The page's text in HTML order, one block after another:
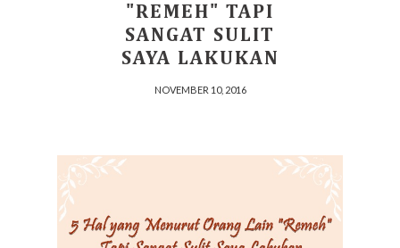
"REMEH" TAPI
SANGAT SULIT
SAYA LAKUKAN
NOVEMBER 10, 2016